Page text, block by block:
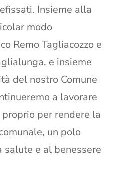
Insieme alla
modo
Remo Tagliacozzo e
e insieme
del nostro Comune
a lavorare
per rendere la
un polo
e al benessere